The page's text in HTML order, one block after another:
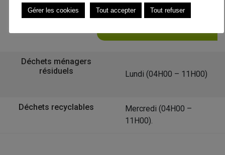
Déchets ménagers
résiduels
Lundi (04H00 – 11H00)
Déchets recyclables
Mercredi (04H00 –
11H00).
Gérer les cookies Tout accepter Tout refuser